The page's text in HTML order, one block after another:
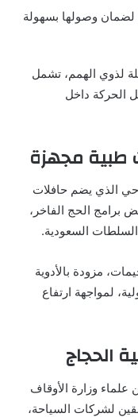
لضمان وصولها بسهولة
لذوي الهمم، تشمل
الحركة داخل
طبية مجهزة
الذي يضم حافلات
الحج الفاخر،
السعودية.
مزودة بالأدوية
لمواجهة ارتفاع
الحجاج
وزارة الأوقاف
لشركات السياحة،